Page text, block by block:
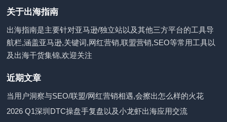
关于出海指南
出海指南是主要针对亚马逊/独立站以及其他三方平台的工具导
航栏,涵盖亚马逊,关键词,网红营销,联盟营销,SEO等常用工具以
及出海干货集锦,欢迎关注
近期文章
当用户洞察与SEO/联盟/网红营销相遇,会擦出怎么样的火花
2026 Q1深圳DTC操盘手复盘以及小龙虾出海应用交流